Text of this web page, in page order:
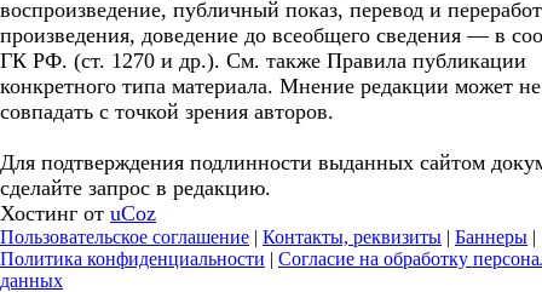
воспроизведение, публичный показ, перевод и
произведения, доведение до всеобщего сведения — в
ГК РФ. (ст. 1270 и др.). См. также Правила публикации
конкретного типа материала. Мнение редакции может не
совпадать с точкой зрения авторов.
Для подтверждения подлинности выданных сайтом
сделайте запрос в редакцию.
Хостинг от uCoz
Пользовательское соглашение | Контакты, реквизиты | Баннеры |
Политика конфиденциальности | Согласие на обработку
данных